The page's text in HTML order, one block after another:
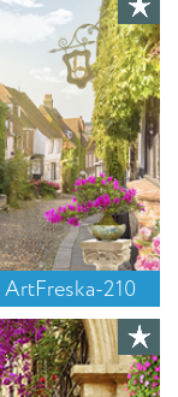
ArtFreska-210